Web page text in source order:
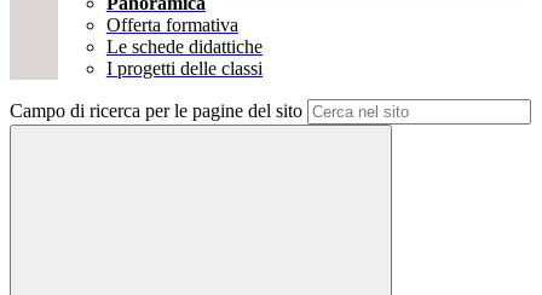
Offerta formativa
Le schede didattiche
I progetti delle classi
Campo di ricerca per le pagine del sito